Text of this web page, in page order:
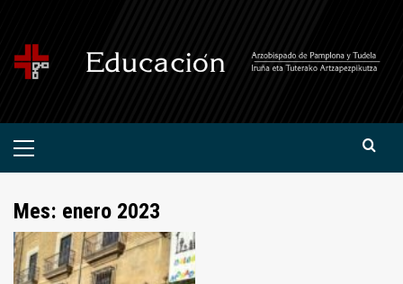
contenido
Menú
Mes: enero 2023